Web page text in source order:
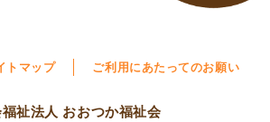
トマップ ご利用にあたってのお願い
祉法人 おおつか福祉会